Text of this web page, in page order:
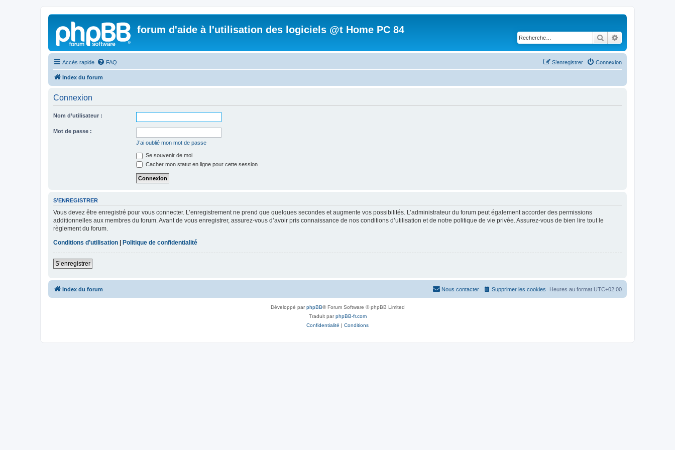
forum d'aide à l'utilisation des logiciels @t Home PC 84
Rechercher
Accès rapide FAQ Connexion
S’enregistrer
Index du forum
Connexion
Nom d’utilisateur :
Mot de passe :
J’ai oublié mon mot de passe
Se souvenir de moi
Cacher mon statut en ligne pour cette session
S’ENREGISTRER
Vous devez être enregistré pour vous connecter. L’enregistrement ne prend que quelques secondes et augmente vos possibilités. L’administrateur du forum peut également accorder des permissions
additionnelles aux membres du forum. Avant de vous enregistrer, assurez-vous d’avoir pris connaissance de nos conditions d’utilisation et de notre politique de vie privée. Assurez-vous de bien lire tout le
règlement du forum.
Conditions d’utilisation | Politique de confidentialité
S’enregistrer
Index du forum Heures au format UTC+02:00
Supprimer les cookies
Nous contacter
Développé parphpBB® Forum Software © phpBB Limited
Traduit parphpBB-fr.com
Confidentialité | Conditions